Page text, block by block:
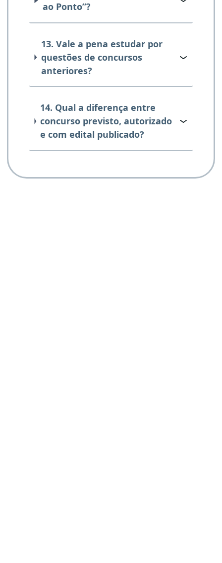
ao Ponto”?
13. Vale a pena estudar por
questões de concursos
anteriores?
14. Qual a diferença entre
concurso previsto, autorizado
e com edital publicado?